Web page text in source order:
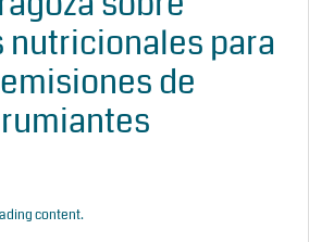
para
de
content.